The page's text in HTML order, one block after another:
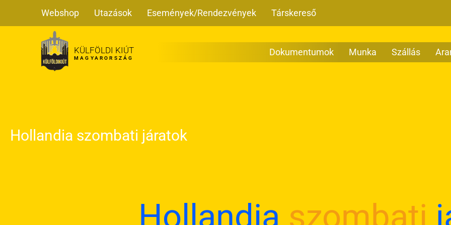
to
Webshop Utazások Események/Rendezvények Társkereső
KÜLFÖLDI KIÚT
MAGYARORSZÁG
Dokumentumok Munka Szállás
Hollandia szombati járatok
Hollandia szombati